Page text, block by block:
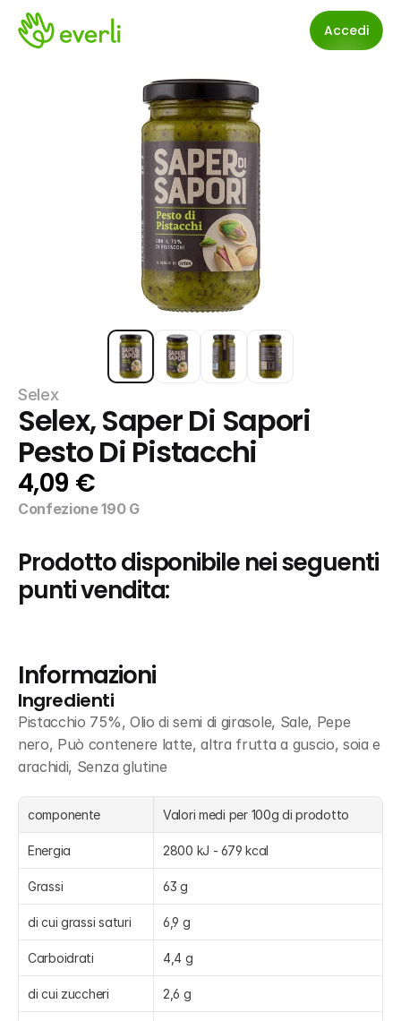
Accedi
Selex
Selex, Saper Di Sapori
Pesto Di Pistacchi
4,09 €
Confezione 190 G
Prodotto disponibile nei seguenti
punti vendita:
Informazioni
Ingredienti
Pistacchio 75%, Olio di semi di girasole, Sale, Pepe
nero, Può contenere latte, altra frutta a guscio, soia e
arachidi, Senza glutine
componente Valori medi per 100g di prodotto
Energia 2800 kJ - 679 kcal
Grassi 63 g
di cui grassi saturi 6,9 g
Carboidrati 4,4 g
di cui zuccheri 2,6 g